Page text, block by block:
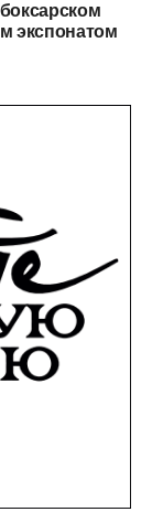
экспонатом